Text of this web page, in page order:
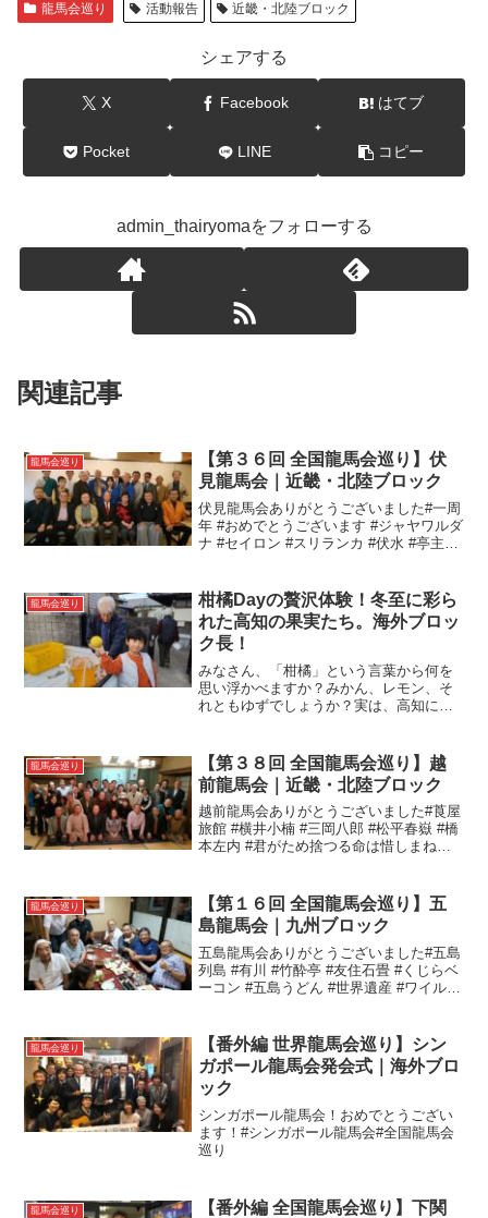
龍馬会巡り 活動報告 近畿・北陸ブロック
シェアする
X Facebook はてブ
Pocket LINE コピー
admin_thairyomaをフォローする
関連記事
龍馬会巡り
【第３６回 全国龍馬会巡り】伏
見龍馬会｜近畿・北陸ブロック
伏見龍馬会ありがとうございました#一周
年 #おめでとうございます #ジャヤワルダ
ナ #セイロン #スリランカ #伏水 #亭主七
会
龍馬会巡り
柑橘Dayの贅沢体験！冬至に彩ら
れた高知の果実たち。海外ブロッ
ク長！
みなさん、「柑橘」という言葉から何を
思い浮かべますか？みかん、レモン、そ
れともゆずでしょうか？実は、高知には
した。海外ブロック長にお誘いいただ
き、みかん狩りへ出かけたの...
龍馬会巡り
【第３８回 全国龍馬会巡り】越
前龍馬会｜近畿・北陸ブロック
越前龍馬会ありがとうございました#莨屋
旅館 #横井小楠 #三岡八郎 #松平春嶽 #橋
本左内 #君がため捨つる命は惜しまねど
龍馬会巡り#越前龍馬会
龍馬会巡り
【第１６回 全国龍馬会巡り】五
島龍馬会｜九州ブロック
五島龍馬会ありがとうございました#五島
列島 #有川 #竹酔亭 #友住石畳 #くじらベ
ーコン #五島うどん #世界遺産 #ワイルウ
龍馬会巡り
【番外編 世界龍馬会巡り】シン
ガポール龍馬会発会式｜海外ブロ
ック
シンガポール龍馬会！おめでとうござい
ます！#シンガポール龍馬会#全国龍馬会
巡り
龍馬会巡り
【番外編 全国龍馬会巡り】下関